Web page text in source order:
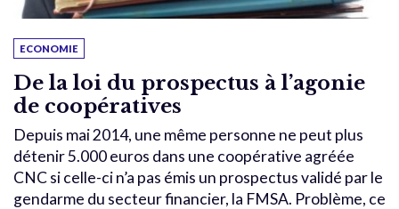
ECONOMIE
De la loi du prospectus à l’agonie
de coopératives
Depuis mai 2014, une même personne ne peut plus
détenir 5.000 euros dans une coopérative agréée
CNC si celle-ci n’a pas émis un prospectus validé par le
gendarme du secteur financier, la FMSA. Problème, ce